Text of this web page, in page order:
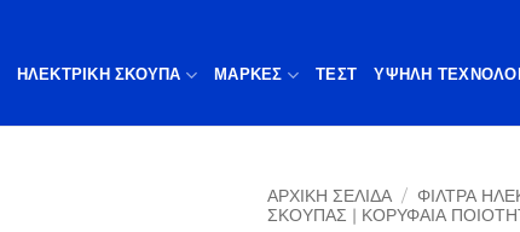
ΗΛΕΚΤΡΙΚΗ ΣΚΟΥΠΑ ΜΆΡΚΕΣ ΤΕΣΤ ΥΨΗΛΉ
ΑΡΧΙΚΉ ΣΕΛΊΔΑ / ΦΙΛΤΡΑ
ΣΚΟΥΠΑΣ | ΚΟΡΥΦΑΊΑ